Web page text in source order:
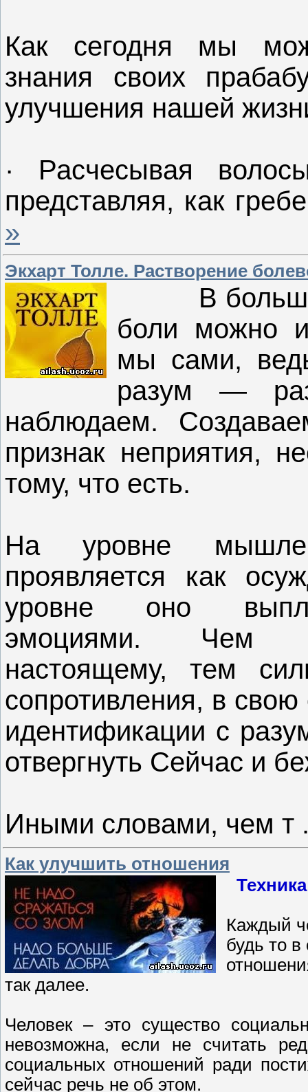
Как сегодня мы
знания своих
улучшения нашей
· Расчесывая
представляя, как
»
Экхарт Толле. Растворение
В
боли можно
мы сами,
разум —
наблюдаем.
признак неприятия,
тому, что есть.
На уровне
проявляется как
уровне оно
эмоциями. Чем
настоящему, тем
сопротивления, в свою
идентификации с
отвергнуть Сейчас и
Иными словами, чем т
Как улучшить отношения
Каждый
будь то в
так далее.
Человек – это существо
невозможна, если не считать
социальных отношений ради
сейчас речь не об этом.